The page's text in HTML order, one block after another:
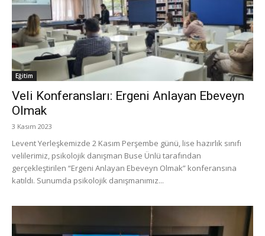
Eğitim
Veli Konferansları: Ergeni Anlayan Ebeveyn
Olmak
3 Kasım 2023
Levent Yerleşkemizde 2 Kasım Perşembe günü, lise hazırlık sınıfı
velilerimiz, psikolojik danışman Buse Ünlü tarafından
gerçekleştirilen “Ergeni Anlayan Ebeveyn Olmak” konferansına
katıldı. Sunumda psikolojik danışmanımız...